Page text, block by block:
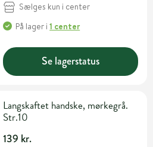
Sælges kun i center
På lager i1 center
Se lagerstatus
Langskaftet handske, mørkegrå.
Str.10
139 kr.